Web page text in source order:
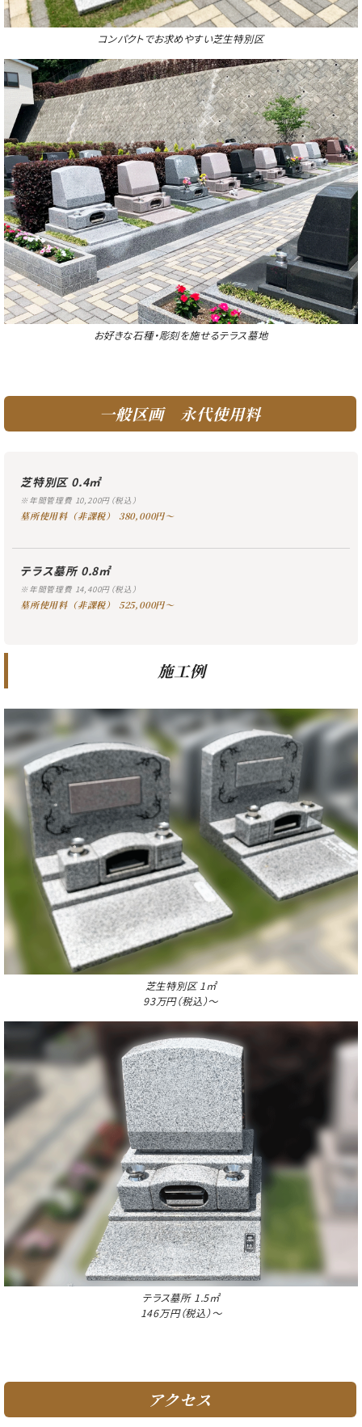
コンパクトでお求めやすい芝生特別区
お好きな石種・彫刻を施せるテラス墓地
一般区画 永代使用料
芝特別区 0.4㎡
※年間管理費 10,200円（税込）
墓所使用料（非課税） 380,000円〜
テラス墓所 0.8㎡
※年間管理費 14,400円（税込）
墓所使用料（非課税） 525,000円〜
施工例
芝生特別区 1㎡
93万円（税込）～
テラス墓所 1.5㎡
146万円（税込）～
アクセス